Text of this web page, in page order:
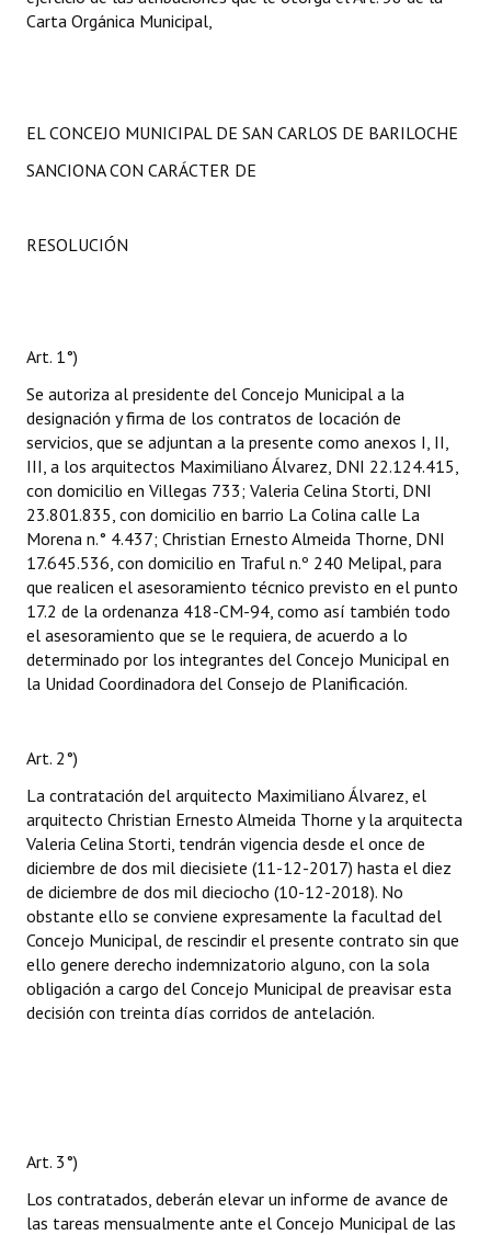
Carta Orgánica Municipal,
EL CONCEJO MUNICIPAL DE SAN CARLOS DE BARILOCHE
SANCIONA CON CARÁCTER DE
RESOLUCIÓN
Art. 1°)
Se autoriza al presidente del Concejo Municipal a la
designación y firma de los contratos de locación de
servicios, que se adjuntan a la presente como anexos I, II,
III, a los arquitectos Maximiliano Álvarez, DNI 22.124.415,
con domicilio en Villegas 733; Valeria Celina Storti, DNI
23.801.835, con domicilio en barrio La Colina calle La
Morena n.° 4.437; Christian Ernesto Almeida Thorne, DNI
17.645.536, con domicilio en Traful n.º 240 Melipal, para
que realicen el asesoramiento técnico previsto en el punto
17.2 de la ordenanza 418-CM-94, como así también todo
el asesoramiento que se le requiera, de acuerdo a lo
determinado por los integrantes del Concejo Municipal en
la Unidad Coordinadora del Consejo de Planificación.
Art. 2°)
La contratación del arquitecto Maximiliano Álvarez, el
arquitecto Christian Ernesto Almeida Thorne y la arquitecta
Valeria Celina Storti, tendrán vigencia desde el once de
diciembre de dos mil diecisiete (11-12-2017) hasta el diez
de diciembre de dos mil dieciocho (10-12-2018). No
obstante ello se conviene expresamente la facultad del
Concejo Municipal, de rescindir el presente contrato sin que
ello genere derecho indemnizatorio alguno, con la sola
obligación a cargo del Concejo Municipal de preavisar esta
decisión con treinta días corridos de antelación.
Art. 3°)
Los contratados, deberán elevar un informe de avance de
las tareas mensualmente ante el Concejo Municipal de las